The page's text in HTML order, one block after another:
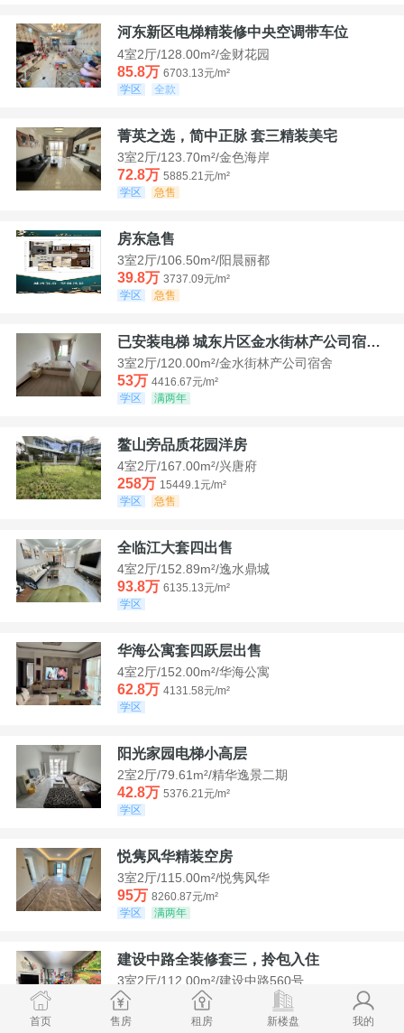
河东新区电梯精装修中央空调带车位
4室2厅/128.00m²/金财花园
85.8万 6703.13元/m²
学区
全款
菁英之选，简中正脉 套三精装美宅
3室2厅/123.70m²/金色海岸
72.8万 5885.21元/m²
学区
急售
房东急售
3室2厅/106.50m²/阳晨丽都
39.8万 3737.09元/m²
学区
急售
已安装电梯 城东片区金水街林产公司宿舍套三可看江景
3室2厅/120.00m²/金水街林产公司宿舍
53万 4416.67元/m²
学区
满两年
鳌山旁品质花园洋房
4室2厅/167.00m²/兴唐府
258万 15449.1元/m²
学区
急售
全临江大套四出售
4室2厅/152.89m²/逸水鼎城
93.8万 6135.13元/m²
学区
华海公寓套四跃层出售
4室2厅/152.00m²/华海公寓
62.8万 4131.58元/m²
学区
阳光家园电梯小高层
2室2厅/79.61m²/精华逸景二期
42.8万 5376.21元/m²
学区
悦隽风华精装空房
3室2厅/115.00m²/悦隽风华
95万 8260.87元/m²
学区
满两年
建设中路全装修套三，拎包入住
3室2厅/112.00m²/建设中路560号
35万
3125元/m²
学区
首页 售房 租房 新楼盘 我的